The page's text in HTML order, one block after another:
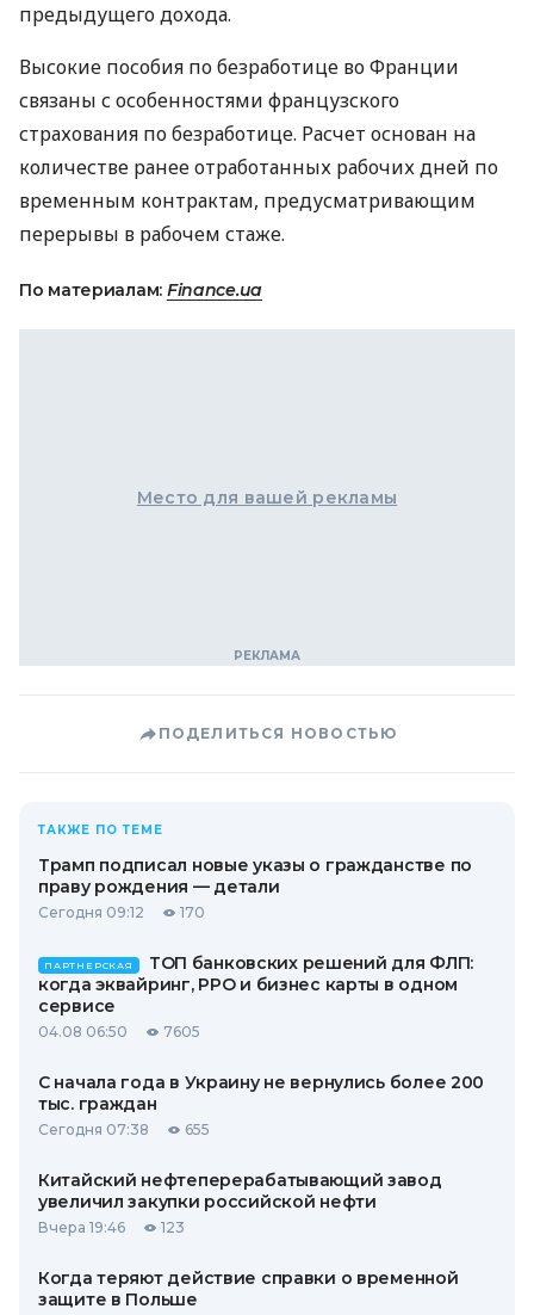
предыдущего дохода.
Высокие пособия по безработице во Франции
связаны с особенностями французского
страхования по безработице. Расчет основан на
количестве ранее отработанных рабочих дней по
временным контрактам, предусматривающим
перерывы в рабочем стаже.
По материалам: Finance.ua
Место для вашей рекламы
ПОДЕЛИТЬСЯ НОВОСТЬЮ
ТАКЖЕ ПО ТЕМЕ
Трамп подписал новые указы о гражданстве по
праву рождения — детали
Сегодня 09:12 170
ПАРТНЕРСКАЯ
ТОП банковских решений для ФЛП:
когда эквайринг, РРО и бизнес карты в одном
сервисе
04.08 06:50 7605
С начала года в Украину не вернулись более 200
тыс. граждан
Сегодня 07:38 655
Китайский нефтеперерабатывающий завод
увеличил закупки российской нефти
Вчера 19:46 123
Когда теряют действие справки о временной
защите в Польше